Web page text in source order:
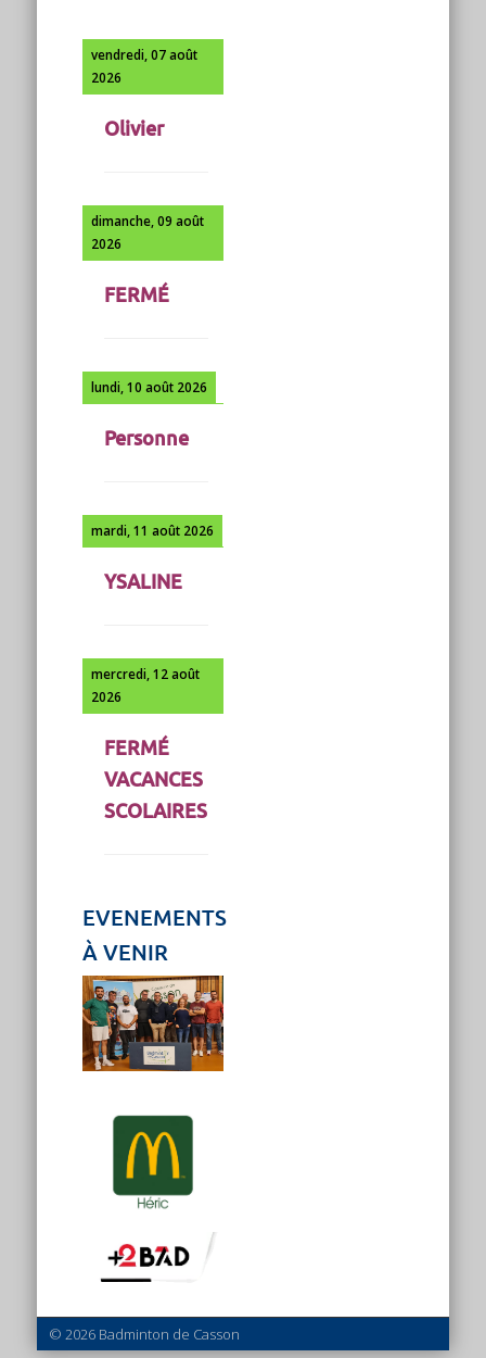
vendredi, 07 août
2026
Olivier
dimanche, 09 août
2026
FERMÉ
lundi, 10 août 2026
Personne
mardi, 11 août 2026
YSALINE
mercredi, 12 août
2026
FERMÉ
VACANCES
SCOLAIRES
EVENEMENTS
À VENIR
© 2026 Badminton de Casson